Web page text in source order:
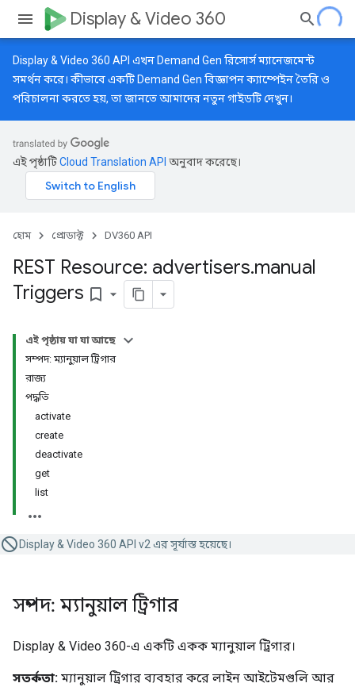
Display & Video 360
Display & Video 360 API এখন Demand Gen রিসোর্স ম্যানেজমেন্ট
সমর্থন করে। কীভাবে একটি Demand Gen বিজ্ঞাপন ক্যাম্পেইন তৈরি ও
পরিচালনা করতে হয়, তা জানতে আমাদেরনতুন গাইডটিদেখুন।
এই পৃষ্ঠাটিCloud Translation API অনুবাদ করেছে।
হোম প্রোডাক্ট DV360 API
REST Resource: advertisers.manual
Triggers bookmark_border
এই পৃষ্ঠায় যা যা আছে
সম্পদ: ম্যানুয়াল ট্রিগার
রাজ্য
পদ্ধতি
activate
create
deactivate
get
list
Display & Video 360 API v2 এর সূর্যাস্ত হয়েছে।
সম্পদ: ম্যানুয়াল ট্রিগার
Display & Video 360-এ একটি একক ম্যানুয়াল ট্রিগার।
সতর্কতা: ম্যানুয়াল ট্রিগার ব্যবহার করে লাইন আইটেমগুলি আর